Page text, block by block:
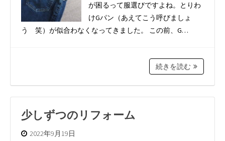
が困るって服選びですよね。とりわ
けGパン（あえてこう呼びましょ
う 笑）が似合わなくなってきました。 この前、G…
続きを読む
少しずつのリフォーム
2022年9月19日